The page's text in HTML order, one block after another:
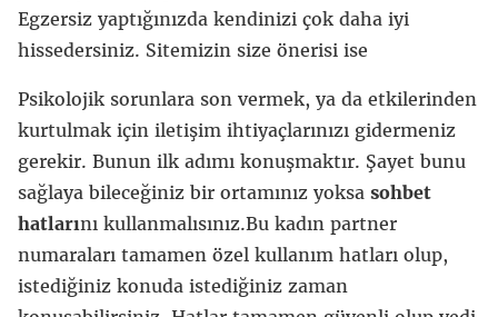
Egzersiz yaptığınızda kendinizi çok daha iyi
hissedersiniz. Sitemizin size önerisi ise
Psikolojik sorunlara son vermek, ya da etkilerinden
kurtulmak için iletişim ihtiyaçlarınızı gidermeniz
gerekir. Bunun ilk adımı konuşmaktır. Şayet bunu
sağlaya bileceğiniz bir ortamınız yoksa sohbet
hatlarını kullanmalısınız.Bu kadın partner
numaraları tamamen özel kullanım hatları olup,
istediğiniz konuda istediğiniz zaman